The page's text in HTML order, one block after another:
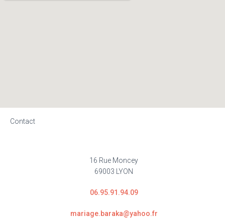
Contact
16 Rue Moncey
69003 LYON
06.95.91.94.09
mariage.baraka@yahoo.fr